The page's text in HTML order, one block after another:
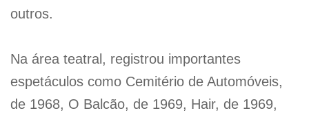
outros.
Na área teatral, registrou importantes
espetáculos como Cemitério de Automóveis,
de 1968, O Balcão, de 1969, Hair, de 1969,